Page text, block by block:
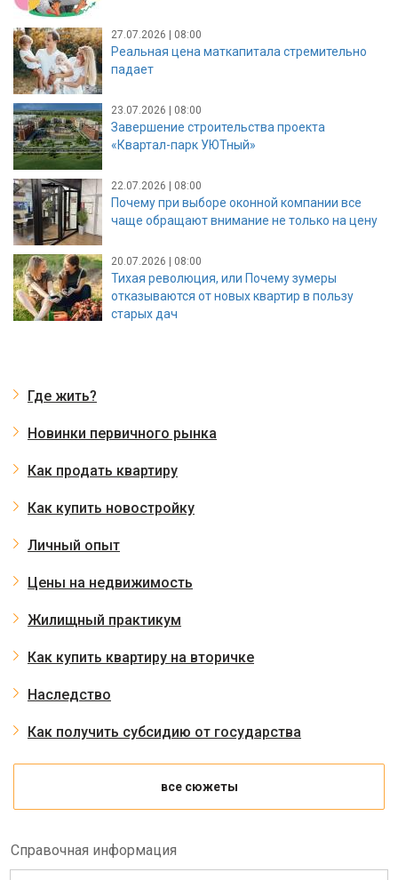
27.07.2026 | 08:00
Реальная цена маткапитала стремительно
падает
23.07.2026 | 08:00
Завершение строительства проекта
«Квартал-парк УЮТный»
22.07.2026 | 08:00
Почему при выборе оконной компании все
чаще обращают внимание не только на цену
20.07.2026 | 08:00
Тихая революция, или Почему зумеры
отказываются от новых квартир в пользу
старых дач
Где жить?
Новинки первичного рынка
Как продать квартиру
Как купить новостройку
Личный опыт
Цены на недвижимость
Жилищный практикум
Как купить квартиру на вторичке
Наследство
Как получить субсидию от государства
все сюжеты
Справочная информация